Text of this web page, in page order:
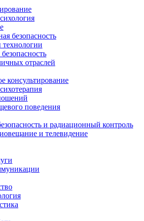
безопасность
технологии
отраслей
консультирование
поведения
и радиационный контроль
и телевидение